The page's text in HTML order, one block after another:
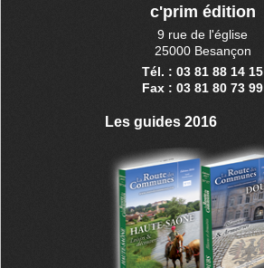
c'prim édition
9 rue de l'église
25000 Besançon
Tél. : 03 81 88 14 15
Fax : 03 81 80 73 99
Les guides 2016